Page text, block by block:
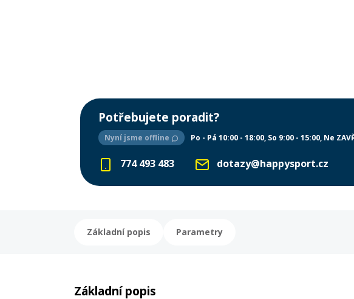
Potřebujete poradit?
Nyní jsme offline Po - Pá 10:00 - 18:00 So 9:00 - 15:00 Ne
774 493 483 dotazy@happysport.cz
Základní popis Parametry
Základní popis